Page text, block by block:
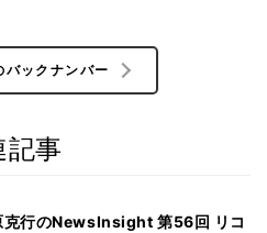
バックナンバー
事
克行のNewsInsight 第56回 リコ